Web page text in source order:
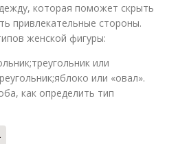
которая поможет скрыть
привлекательные стороны.
женской фигуры:
или
или «овал».
как определить тип